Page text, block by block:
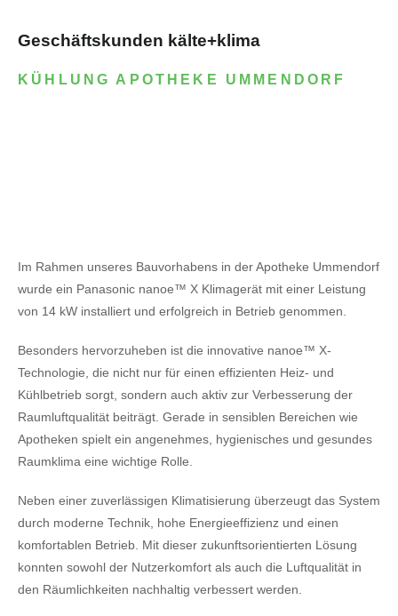
Geschäftskunden kälte+klima
KÜHLUNG APOTHEKE UMMENDORF
Im Rahmen unseres Bauvorhabens in der Apotheke Ummendorf
wurde ein Panasonic nanoe™ X Klimagerät mit einer Leistung
von 14 kW installiert und erfolgreich in Betrieb genommen.
Besonders hervorzuheben ist die innovative nanoe™ X-
Technologie, die nicht nur für einen effizienten Heiz- und
Kühlbetrieb sorgt, sondern auch aktiv zur Verbesserung der
Raumluftqualität beiträgt. Gerade in sensiblen Bereichen wie
Apotheken spielt ein angenehmes, hygienisches und gesundes
Raumklima eine wichtige Rolle.
Neben einer zuverlässigen Klimatisierung überzeugt das System
durch moderne Technik, hohe Energieeffizienz und einen
komfortablen Betrieb. Mit dieser zukunftsorientierten Lösung
konnten sowohl der Nutzerkomfort als auch die Luftqualität in
den Räumlichkeiten nachhaltig verbessert werden.